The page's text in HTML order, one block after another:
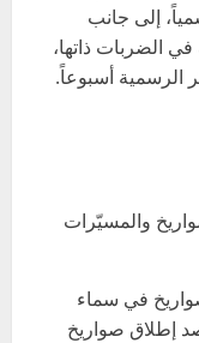
إلى جانب
الضربات ذاتها،
الرسمية أسبوعاً.
والمسيّرات
في سماء
إطلاق صواريخ